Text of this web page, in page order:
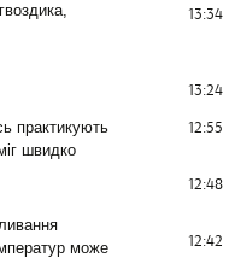
практикують
швидко
може
13:34
13:24
12:55
12:48
12:42